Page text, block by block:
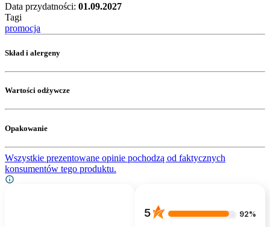
Data przydatności: 01.09.2027
Tagi
promocja
Skład i alergeny
Wartości odżywcze
Opakowanie
Wszystkie prezentowane opinie pochodzą od faktycznych
konsumentów tego produktu.
5 92%